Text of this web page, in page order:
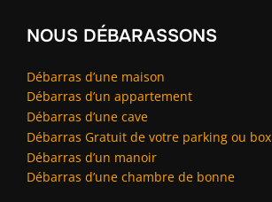
NOUS DÉBARASSONS
Débarras d’une maison
Débarras d’un appartement
Débarras d’une cave
Débarras Gratuit de votre parking ou box
Débarras d’un manoir
Débarras d’une chambre de bonne